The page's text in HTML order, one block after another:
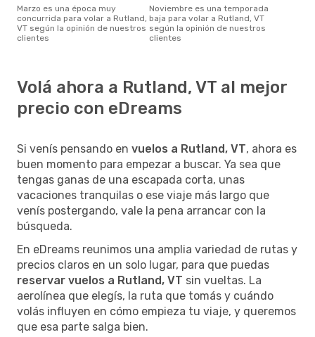
marzo es una época muy
concurrida para volar a Rutland,
VT según la opinión de nuestros
clientes
noviembre es una temporada
baja para volar a Rutland, VT
según la opinión de nuestros
clientes
Volá ahora a Rutland, VT al mejor
precio con eDreams
Si venís pensando en vuelos a Rutland, VT, ahora es
buen momento para empezar a buscar. Ya sea que
tengas ganas de una escapada corta, unas
vacaciones tranquilas o ese viaje más largo que
venís postergando, vale la pena arrancar con la
búsqueda.
En eDreams reunimos una amplia variedad de rutas y
precios claros en un solo lugar, para que puedas
reservar vuelos a Rutland, VT sin vueltas. La
aerolínea que elegís, la ruta que tomás y cuándo
volás influyen en cómo empieza tu viaje, y queremos
que esa parte salga bien.